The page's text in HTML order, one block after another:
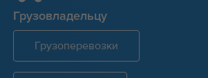
Грузовладельцу
Грузоперевозки